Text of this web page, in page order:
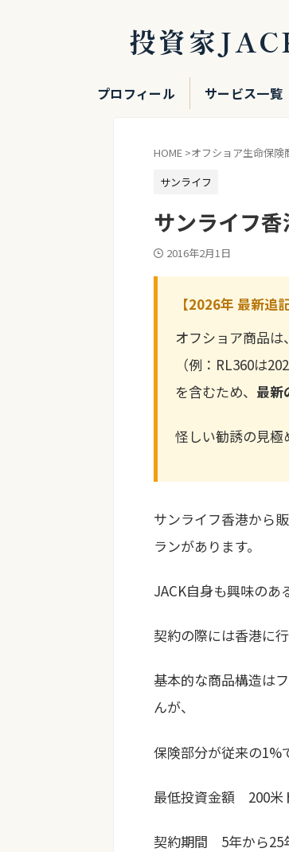
投資家
プロフィール サービス一覧
HOME >オフショア生命保険
サンライフ
サンライフ
2016年2月1日
【2026年 最新追記
オフショア商品
（例：RL360は
を含むため、 最新
怪しい勧誘の見極
サンライフ香港から
ランがあります。
JACK自身も興味のあ
契約の際には香港に
基本的な商品構造は
んが、
保険部分が従来の1%
最低投資金額 200米
契約期間 5年から25